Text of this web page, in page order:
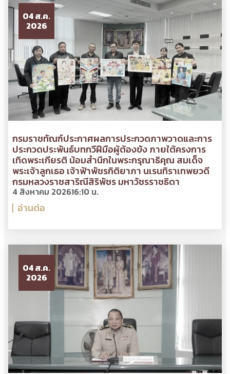
04 ส.ค.
2026
กรมราชทัณฑ์ประกาศผลการประกวดภาพวาดและการ
ประกวดประพันธ์บทกวีฝีมือผู้ต้องขัง ภายใต้ครงการ
เทิดพระเกียรติ น้อมสำนึกในพระกรุณาธิคุณ สมเด็จ
พระเจ้าลูกเธอ เจ้าฟ้าพัชรกิติยาภา นเรนทิราเทพยวดี
กรมหลวงราชสาริณีสิริพัชร มหาวัชรราชธิดา
4 สิงหาคม 202616:10 น.
อ่านต่อ
04 ส.ค.
2026